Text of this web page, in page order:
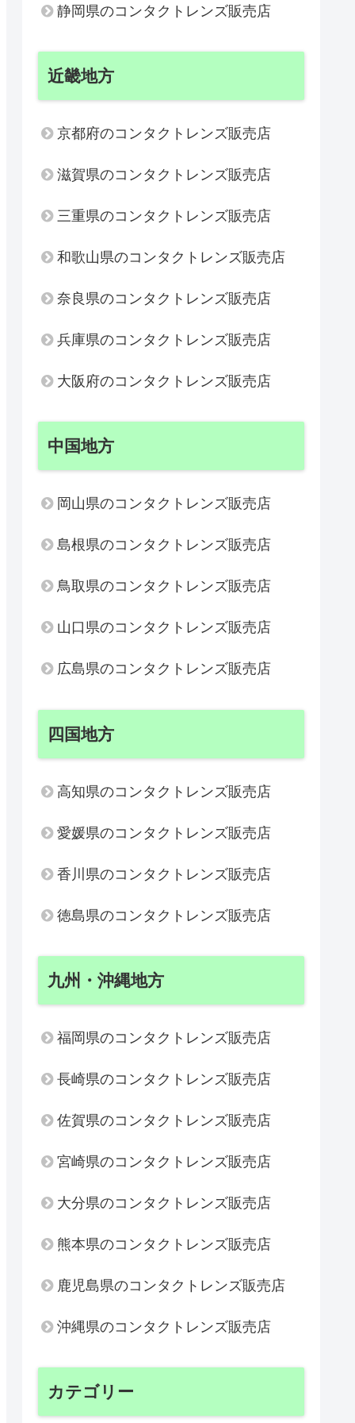
静岡県のコンタクトレンズ販売店
近畿地方
京都府のコンタクトレンズ販売店
滋賀県のコンタクトレンズ販売店
三重県のコンタクトレンズ販売店
和歌山県のコンタクトレンズ販売店
奈良県のコンタクトレンズ販売店
兵庫県のコンタクトレンズ販売店
大阪府のコンタクトレンズ販売店
中国地方
岡山県のコンタクトレンズ販売店
島根県のコンタクトレンズ販売店
鳥取県のコンタクトレンズ販売店
山口県のコンタクトレンズ販売店
広島県のコンタクトレンズ販売店
四国地方
高知県のコンタクトレンズ販売店
愛媛県のコンタクトレンズ販売店
香川県のコンタクトレンズ販売店
徳島県のコンタクトレンズ販売店
九州・沖縄地方
福岡県のコンタクトレンズ販売店
長崎県のコンタクトレンズ販売店
佐賀県のコンタクトレンズ販売店
宮崎県のコンタクトレンズ販売店
大分県のコンタクトレンズ販売店
熊本県のコンタクトレンズ販売店
鹿児島県のコンタクトレンズ販売店
沖縄県のコンタクトレンズ販売店
カテゴリー